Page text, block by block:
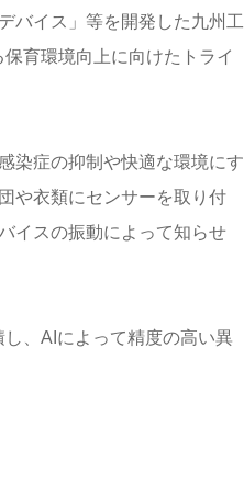
バイス」等を開発した九州工
育環境向上に向けたトライ
染症の抑制や快適な環境にす
や衣類にセンサーを取り付
イスの振動によって知らせ
、AIによって精度の高い異